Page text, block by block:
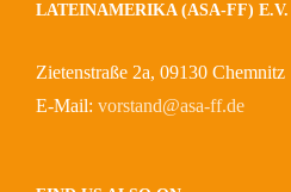
LATEINAMERIKA (ASA-FF) E.V.
Zietenstraße 2a, 09130 Chemnitz
E-Mail: vorstand@asa-ff.de